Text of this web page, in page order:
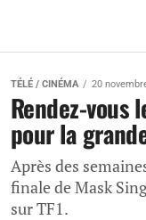
TÉLÉ / CINÉMA 20
Rendez-vous
pour la
Après des
finale de Mask
sur TF1.